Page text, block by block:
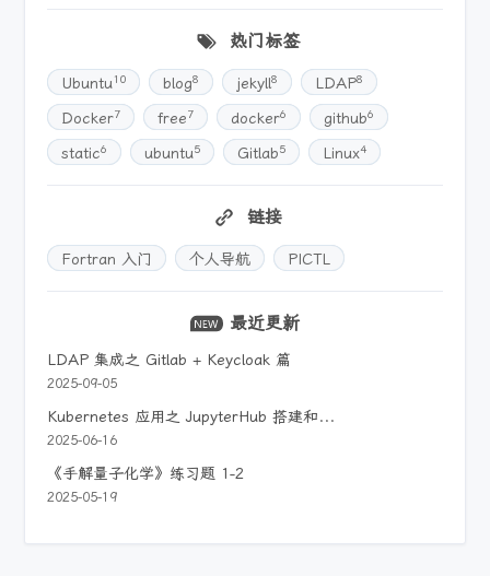
热门标签
Ubuntu10 blog8 jekyll8 LDAP8
Docker7 free7 docker6 github6
static6 ubuntu5 Gitlab5 Linux4
链接
Fortran 入门 个人导航 PICTL
最近更新
LDAP 集成之 Gitlab + Keycloak 篇
2025-09-05
Kubernetes 应用之 JupyterHub 搭建和运维
2025-06-16
《手解量子化学》练习题 1-2
2025-05-19